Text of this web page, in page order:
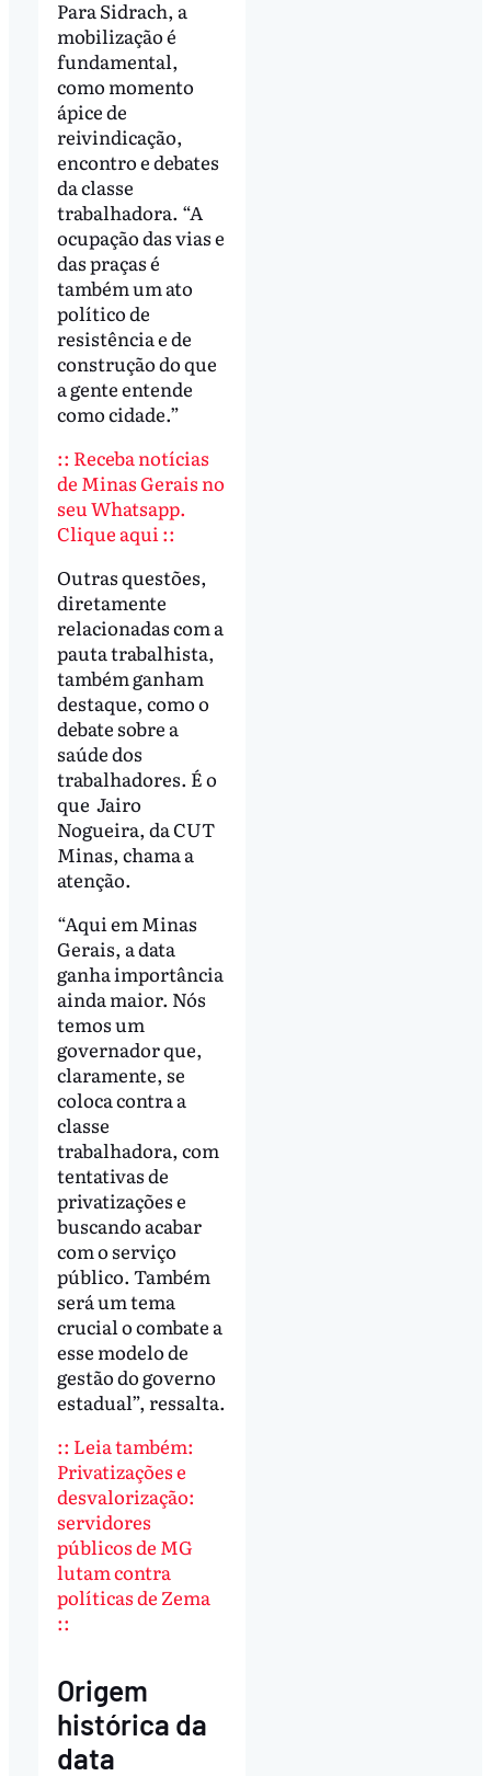
Para Sidrach, a
mobilização é
fundamental,
como momento
ápice de
reivindicação,
encontro e debates
da classe
trabalhadora. “A
ocupação das vias e
das praças é
também um ato
político de
resistência e de
construção do que
a gente entende
como cidade.”
:: Receba notícias
de Minas Gerais no
seu Whatsapp.
Clique aqui ::
Outras questões,
diretamente
relacionadas com a
pauta trabalhista,
também ganham
destaque, como o
debate sobre a
saúde dos
trabalhadores. É o
que Jairo
Nogueira, da CUT
Minas, chama a
atenção.
“Aqui em Minas
Gerais, a data
ganha importância
ainda maior. Nós
temos um
governador que,
claramente, se
coloca contra a
classe
trabalhadora, com
tentativas de
privatizações e
buscando acabar
com o serviço
público. Também
será um tema
crucial o combate a
esse modelo de
gestão do governo
estadual”, ressalta.
:: Leia também:
Privatizações e
desvalorização:
servidores
públicos de MG
lutam contra
políticas de Zema
::
Origem
histórica da
data